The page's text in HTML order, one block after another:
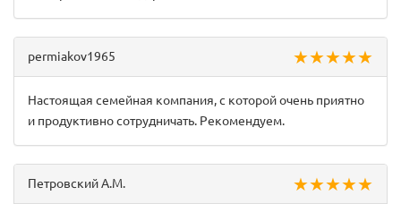
permiakov1965 ★ ★ ★ ★ ★
Настоящая семейная компания, с которой очень приятно
и продуктивно сотрудничать. Рекомендуем.
Петровский А.М. ★ ★ ★ ★ ★